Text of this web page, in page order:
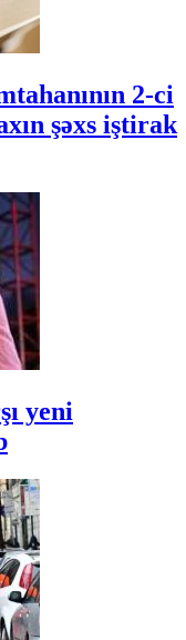
2-ci
şəxs iştirak
yeni